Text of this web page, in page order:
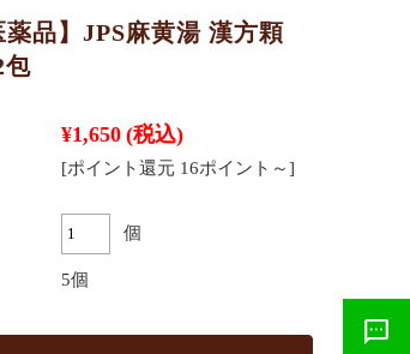
sms
薬品】JPS麻黄湯 漢方顆
包
¥1,650 (税込)
[ポイント還元 16ポイント～]
個
5個